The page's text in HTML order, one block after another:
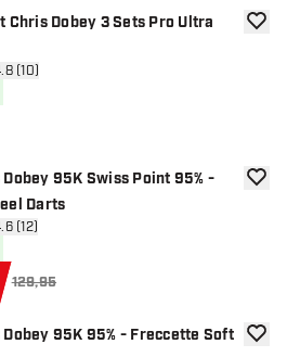
Chris Dobey 3 Sets Pro Ultra
pannello recensioni
(10)
95K Swiss Point 95% -
Darts
pannello recensioni
(12)
129,95
95K 95% - Freccette Soft